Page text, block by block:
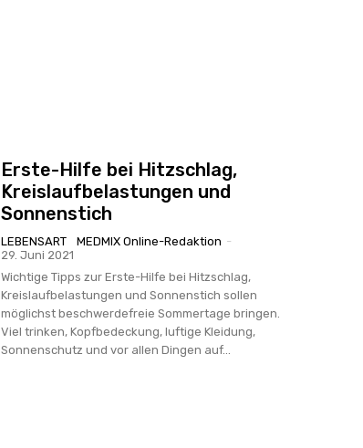
Erste-Hilfe bei Hitzschlag,
Kreislaufbelastungen und
Sonnenstich
LEBENSART MEDMIX Online-Redaktion -
29. Juni 2021
Wichtige Tipps zur Erste-Hilfe bei Hitzschlag,
Kreislaufbelastungen und Sonnenstich sollen
möglichst beschwerdefreie Sommertage bringen.
Viel trinken, Kopfbedeckung, luftige Kleidung,
Sonnenschutz und vor allen Dingen auf...